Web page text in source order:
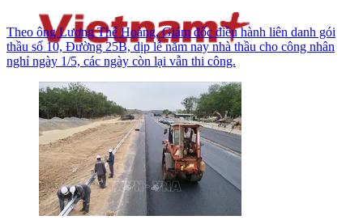
Theo ông Lương Thế Hoàng, Giám đốc điều hành liên danh gói
thầu số 10, Đường 25B, dịp lễ năm nay nhà thầu cho công nhân
nghỉ ngày 1/5, các ngày còn lại vẫn thi công.